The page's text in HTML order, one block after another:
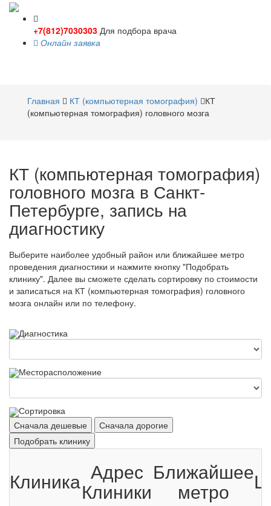
+7(812)7030303 Для подбора врача
Онлайн заявка
Главная
КТ (компьютерная томография)
КТ
(компьютерная томография) головного мозга
КТ (компьютерная томография)
головного мозга в Санкт-
Петербурге, запись на
диагностику
Выберите наиболее удобный район или ближайшее метро
проведения диагностики и нажмите кнопку "Подобрать
клинику". Далее вы сможете сделать сортировку по стоимости
и записаться на КТ (компьютерная томография) головного
мозга онлайн или по телефону.
Диагностика
Месторасположение
Сортировка
Сначала дешевые
Сначала дорогие
Подобрать клинику
Клиника Адрес
Клиники
Ближайшее
метро